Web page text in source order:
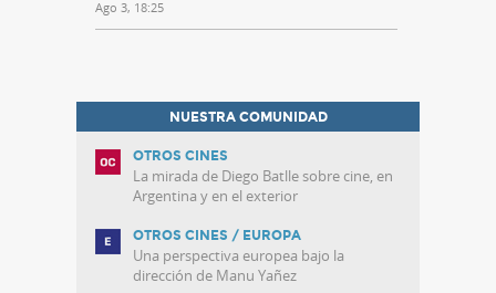
Ago 3, 18:25
NUESTRA COMUNIDAD
OTROS CINES
La mirada de Diego Batlle sobre cine, en
Argentina y en el exterior
OTROS CINES / EUROPA
Una perspectiva europea bajo la
dirección de Manu Yañez